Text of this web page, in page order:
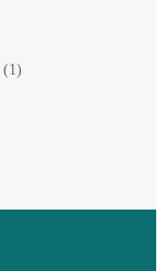
(1)